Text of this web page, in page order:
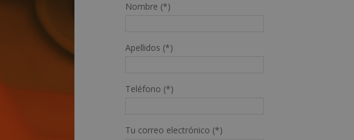
Nombre (*)
Apellidos (*)
Teléfono (*)
Tu correo electrónico (*)